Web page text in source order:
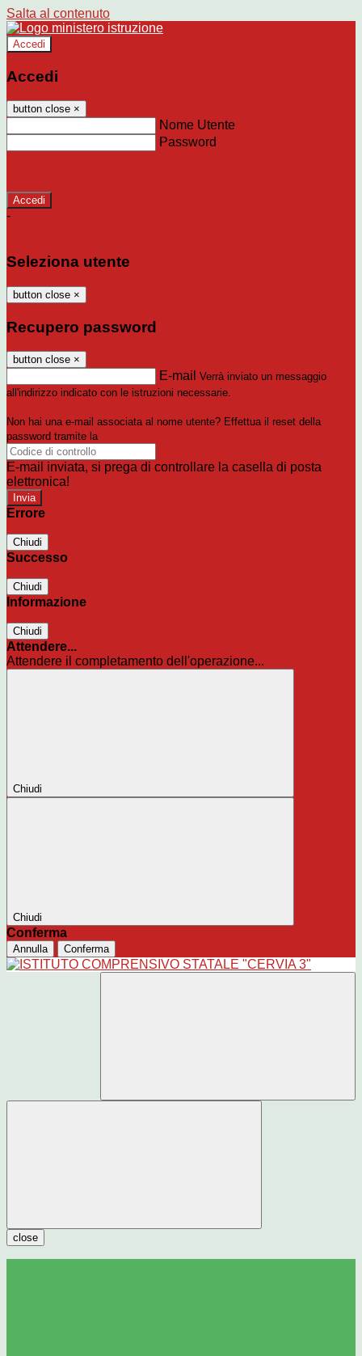
Salta al contenuto
Accedi
Accedi
button close ×
Nome Utente
Password
-
Seleziona utente
button close ×
Recupero password
button close ×
E-mail Verrà inviato un messaggio
all'indirizzo indicato con le istruzioni necessarie.
Non hai una e-mail associata al nome utente? Effettua il reset della
password tramite la
E-mail inviata, si prega di controllare la casella di posta
elettronica!
Errore
Chiudi
Successo
Chiudi
Informazione
Chiudi
Attendere...
Attendere il completamento dell'operazione...
Chiudi
Chiudi
Conferma
Annulla Conferma
close